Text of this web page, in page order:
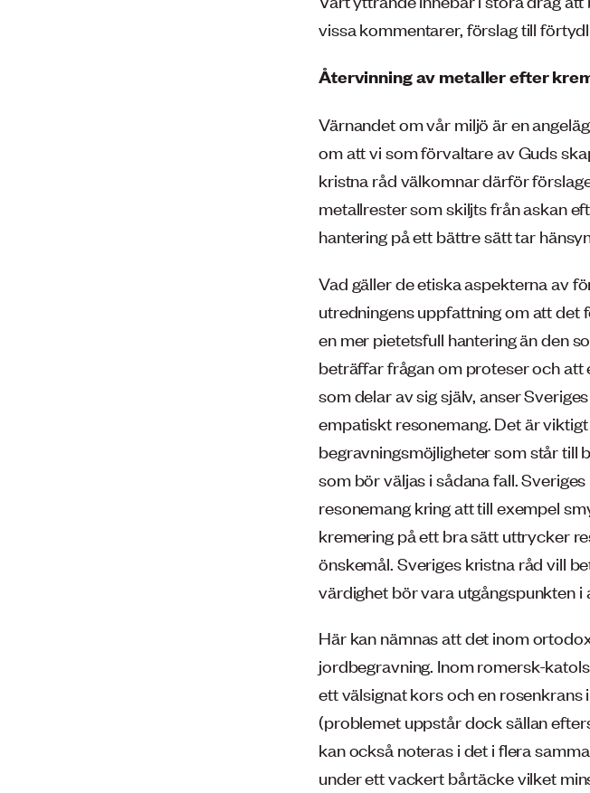
vissa kommentarer, förslag till
Återvinning av metaller efter
Värnandet om vår miljö är en
om att vi som förvaltare av Guds
kristna råd välkomnar därför
metallrester som skiljts från askan
hantering på ett bättre sätt tar
Vad gäller de etiska aspekterna av
utredningens uppfattning om att
en mer pietetsfull hantering än den
beträffar frågan om proteser och att
som delar av sig själv, anser
empatiskt resonemang. Det är
begravningsmöjligheter som står till
som bör väljas i sådana fall.
resonemang kring att till exempel
kremering på ett bra sätt uttrycker
önskemål. Sveriges kristna råd vill
värdighet bör vara utgångspunkten i
Här kan nämnas att det inom
jordbegravning. Inom romersk-
ett välsignat kors och en
(problemet uppstår dock sällan
kan också noteras i det i flera
under ett vackert bårtäcke vilket